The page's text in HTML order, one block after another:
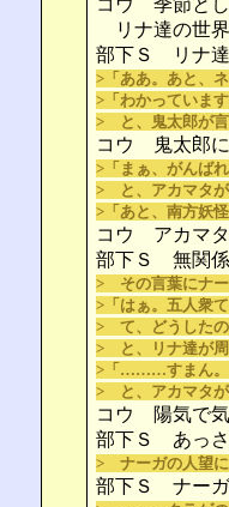
コウ 季節とし
リナ達の世
部下Ｓ リナ達
>「ああ。あと、
>「わかっています
> と、鬼太郎が言
コウ 鬼太郎に
>「まぁ、がんばれ
> と、アカマタが
>「あと、南方妖
コウ アカマタ
部下Ｓ 無関係
> その言葉にナ
>「はぁ。五人衆
> て、どうした
> と、リナ達が周
>「………すまん。
> と、アカマタが
コウ 陽気で気
部下Ｓ あっさ
> ナーガの人望に
部下Ｓ ナー